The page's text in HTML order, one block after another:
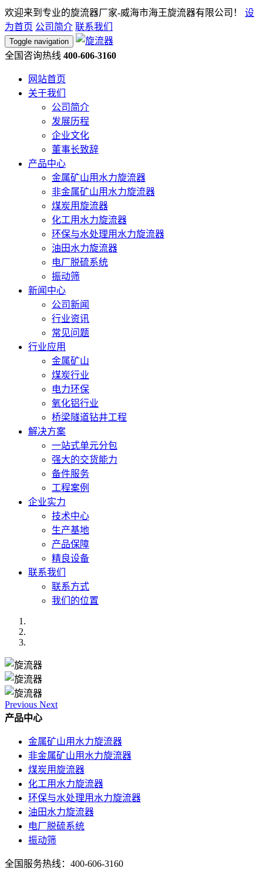
欢迎来到专业的旋流器厂家-威海市海王旋流器有限公司！
设
为首页 公司简介 联系我们
Toggle navigation
全国咨询热线 400-606-3160
网站首页
关于我们
公司简介
发展历程
企业文化
董事长致辞
产品中心
金属矿山用水力旋流器
非金属矿山用水力旋流器
煤炭用旋流器
化工用水力旋流器
环保与水处理用水力旋流器
油田水力旋流器
电厂脱硫系统
振动筛
新闻中心
公司新闻
行业资讯
常见问题
行业应用
金属矿山
煤炭行业
电力环保
氧化铝行业
桥梁隧道钻井工程
解决方案
一站式单元分包
强大的交货能力
备件服务
工程案例
企业实力
技术中心
生产基地
产品保障
精良设备
联系我们
联系方式
我们的位置
Previous Next
产品中心
金属矿山用水力旋流器
非金属矿山用水力旋流器
煤炭用旋流器
化工用水力旋流器
环保与水处理用水力旋流器
油田水力旋流器
电厂脱硫系统
振动筛
全国服务热线：400-606-3160